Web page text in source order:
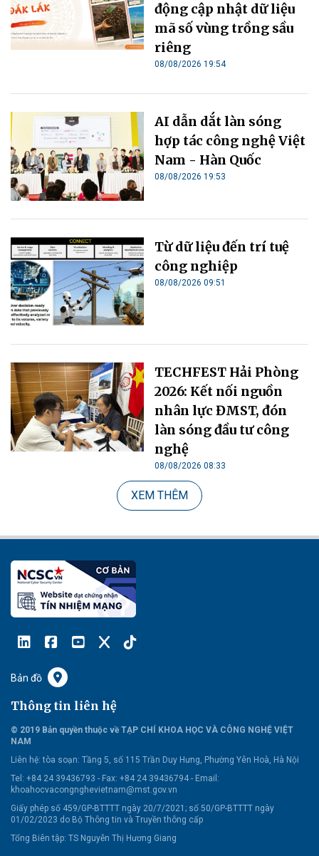
động cập nhật dữ liệu
mã số vùng trồng sầu
riêng
08/08/2026 19:54
AI dẫn dắt làn sóng
hợp tác công nghệ Việt
Nam - Hàn Quốc
08/08/2026 19:53
Từ dữ liệu đến trí tuệ
công nghiệp
08/08/2026 09:51
TECHFEST Hải Phòng
2026: Kết nối nguồn
nhân lực ĐMST, đón
làn sóng đầu tư công
nghệ
08/08/2026 08:33
XEM THÊM
Bản đồ
Thông tin liên hệ
© 2019 Bản quyền thuộc về TẠP CHÍ KHOA HỌC VÀ CÔNG NGHỆ VIỆT
NAM
Liên hệ: tòa soạn: Tầng 5, số 115 Trần Duy Hưng, Phường Yên Hoà, Hà Nội
Tel: +84 24 39436793 - Fax: +84 24 39436794 - Email:
khoahocvacongnghevietnam@mst.gov.vn
Giấy phép số 459/GP-BTTTT ngày 20/7/2021; số 50/GP-BTTTT ngày
01/02/2023 do Bộ Thông tin và Truyền thông cấp
Tổng Biên tập: TS Nguyễn Thị Hương Giang